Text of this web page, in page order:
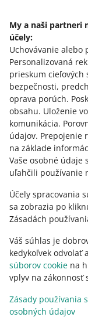
My a naši partneri
účely:
Uchovávanie
Personalizovaná
prieskum cieľových
bezpečnosti,
oprava porúch.
obsahu. Uloženie
komunikácia.
údajov. Prepojenie
na základe
Vaše osobné údaje
uľahčili používanie
Účely spracovania
sa zobrazia po
Zásadách
Váš súhlas je
kedykoľvek odvolať
súborov cookie na
vplyv na zákonnosť
Zásady používania
osobných údajov
Potrebujete
Opýtajte sa
vzhľad: svetlý